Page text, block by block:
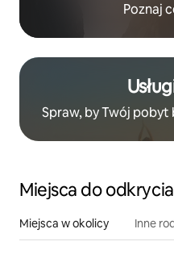
Poznaj
Spraw, by Twój
Miejsca do odkrycia
Miejsca w okolicy Inne